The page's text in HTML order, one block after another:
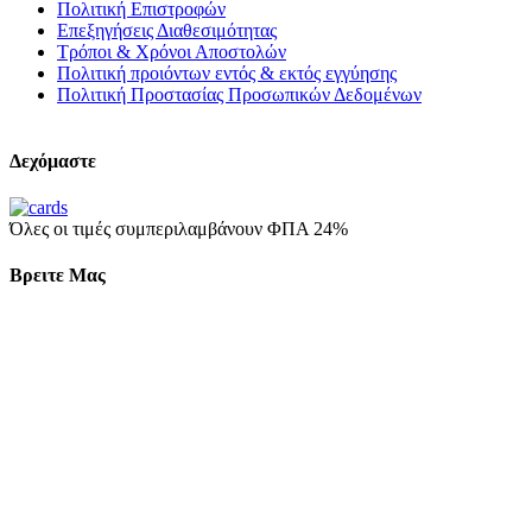
Πολιτική Επιστροφών
Επεξηγήσεις Διαθεσιμότητας
Τρόποι & Χρόνοι Αποστολών
Πολιτική προιόντων εντός & εκτός εγγύησης
Πολιτική Προστασίας Προσωπικών Δεδομένων
Δεχόμαστε
Όλες οι τιμές συμπεριλαμβάνουν ΦΠΑ 24%
Βρειτε Μας